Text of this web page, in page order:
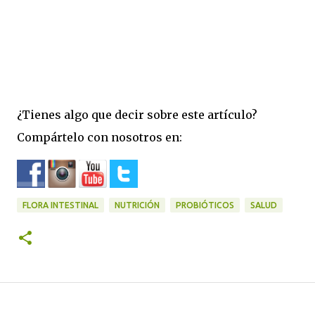
¿Tienes algo que decir sobre este artículo?
Compártelo con nosotros en:
FLORA INTESTINAL NUTRICIÓN PROBIÓTICOS SALUD